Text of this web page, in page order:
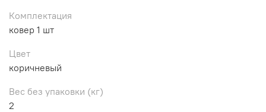
Комплектация
ковер 1 шт
Цвет
коричневый
Вес без упаковки (кг)
2